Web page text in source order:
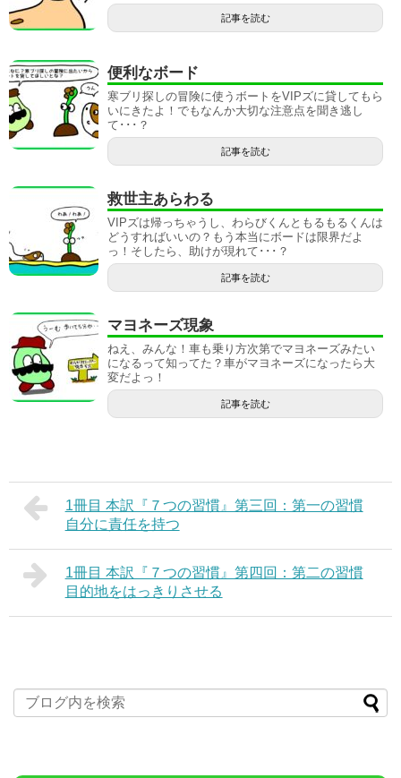
記事を読む
便利なボード
寒ブリ探しの冒険に使うボートをVIPズに貸してもら
いにきたよ！でもなんか大切な注意点を聞き逃し
て･･･？
記事を読む
救世主あらわる
VIPズは帰っちゃうし、わらびくんともるもるくんは
どうすればいいの？もう本当にボードは限界だよ
っ！そしたら、助けが現れて･･･？
記事を読む
マヨネーズ現象
ねえ、みんな！車も乗り方次第でマヨネーズみたい
になるって知ってた？車がマヨネーズになったら大
変だよっ！
記事を読む
1冊目 本訳『７つの習慣』第三回：第一の習慣
自分に責任を持つ
1冊目 本訳『７つの習慣』第四回：第二の習慣
目的地をはっきりさせる